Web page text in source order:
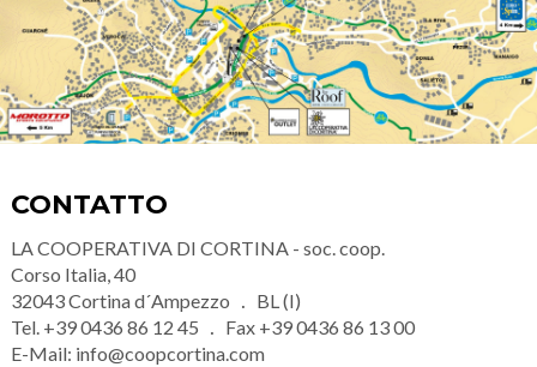
CONTATTO
LA COOPERATIVA DI CORTINA - soc. coop.
Corso Italia, 40
32043Cortina d´Ampezzo
BL (I)
Tel. +39 0436 86 12 45 Fax +39 0436 86 13 00
E-Mail: info@coopcortina.com